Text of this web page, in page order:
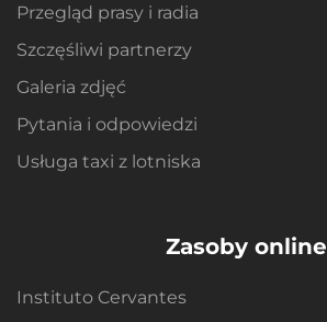
Przegląd prasy i radia
Szczęśliwi partnerzy
Galeria zdjęć
Pytania i odpowiedzi
Usługa taxi z lotniska
Zasoby online
Instituto Cervantes